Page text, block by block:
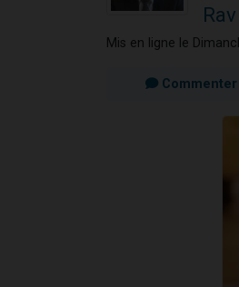
Mis en ligne le
Commenter